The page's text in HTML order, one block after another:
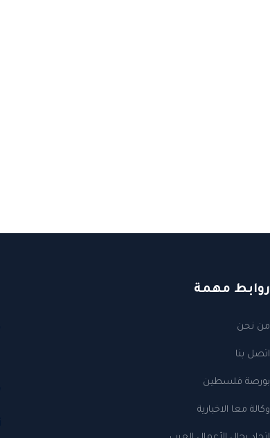
روابط مهمة
من نحن
اتصل بنا
بورصة فلسطين
وكالة معا الاخبارية